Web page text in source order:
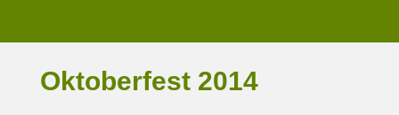
Oktoberfest 2014